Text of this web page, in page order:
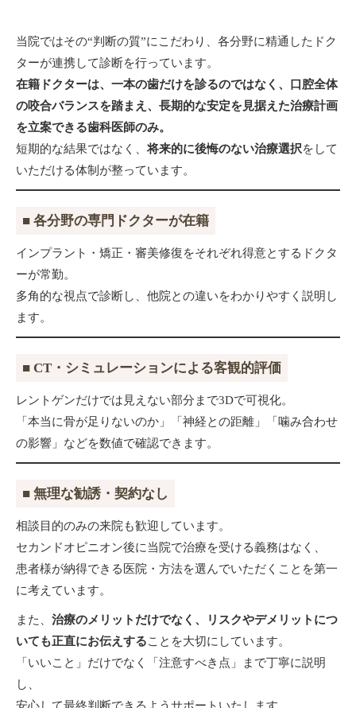
当院ではその“判断の質”にこだわり、各分野に精通したドク
ターが連携して診断を行っています。
在籍ドクターは、一本の歯だけを診るのではなく、口腔全体
の咬合バランスを踏まえ、長期的な安定を見据えた治療計画
を立案できる歯科医師のみ。
短期的な結果ではなく、将来的に後悔のない治療選択をして
いただける体制が整っています。
■ 各分野の専門ドクターが在籍
インプラント・矯正・審美修復をそれぞれ得意とするドクタ
ーが常勤。
多角的な視点で診断し、他院との違いをわかりやすく説明し
ます。
■ CT・シミュレーションによる客観的評価
レントゲンだけでは見えない部分まで3Dで可視化。
「本当に骨が足りないのか」「神経との距離」「噛み合わせ
の影響」などを数値で確認できます。
■ 無理な勧誘・契約なし
相談目的のみの来院も歓迎しています。
セカンドオピニオン後に当院で治療を受ける義務はなく、
患者様が納得できる医院・方法を選んでいただくことを第一
に考えています。
また、 治療のメリットだけでなく、リスクやデメリットにつ
いても正直にお伝えすることを大切にしています。
「いいこと」だけでなく「注意すべき点」まで丁寧に説明
し、